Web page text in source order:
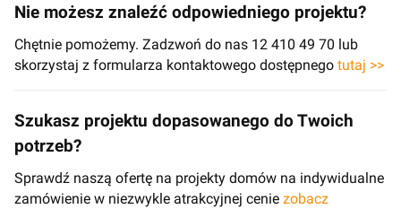
Nie możesz znaleźć odpowiedniego projektu?
Chętnie pomożemy. Zadzwoń do nas 12 410 49 70 lub
skorzystaj z formularza kontaktowego dostępnego tutaj >>
Szukasz projektu dopasowanego do Twoich
potrzeb?
Sprawdź naszą ofertę na projekty domów na indywidualne
zamówienie w niezwykle atrakcyjnej cenie zobacz